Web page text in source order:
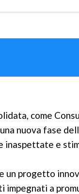
come
nuova fase
inaspettate e
un progetto
impegnati a